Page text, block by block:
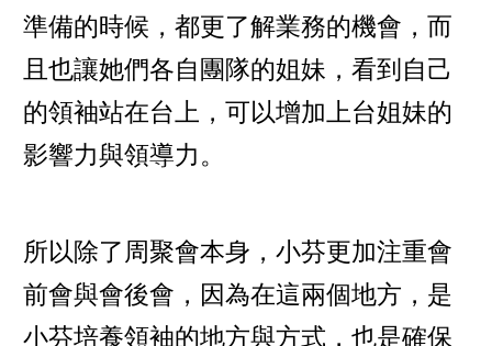
準備的時候，都更了解業務的機會，而
且也讓她們各自團隊的姐妹，看到自己
的領袖站在台上，可以增加上台姐妹的
影響力與領導力。
所以除了周聚會本身，小芬更加注重會
前會與會後會，因為在這兩個地方，是
小芬培養領袖的地方與方式，也是確保